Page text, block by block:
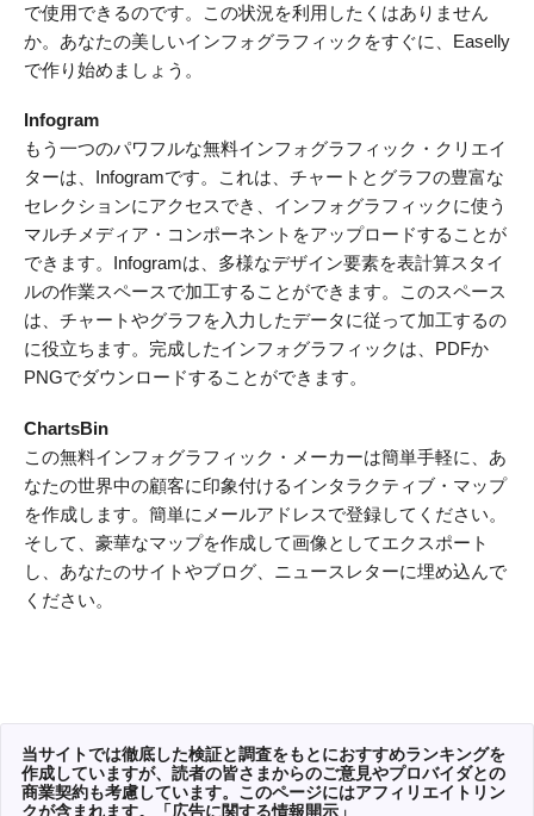
で使用できるのです。この状況を利用したくはありません
か。あなたの美しいインフォグラフィックをすぐに、Easelly
で作り始めましょう。
Infogram
もう一つのパワフルな無料インフォグラフィック・クリエイ
ターは、Infogramです。これは、チャートとグラフの豊富な
セレクションにアクセスでき、インフォグラフィックに使う
マルチメディア・コンポーネントをアップロードすることが
できます。Infogramは、多様なデザイン要素を表計算スタイ
ルの作業スペースで加工することができます。このスペース
は、チャートやグラフを入力したデータに従って加工するの
に役立ちます。完成したインフォグラフィックは、PDFか
PNGでダウンロードすることができます。
ChartsBin
この無料インフォグラフィック・メーカーは簡単手軽に、あ
なたの世界中の顧客に印象付けるインタラクティブ・マップ
を作成します。簡単にメールアドレスで登録してください。
そして、豪華なマップを作成して画像としてエクスポート
し、あなたのサイトやブログ、ニュースレターに埋め込んで
ください。
当サイトでは徹底した検証と調査をもとにおすすめランキングを
作成していますが、読者の皆さまからのご意見やプロバイダとの
商業契約も考慮しています。このページにはアフィリエイトリン
クが含まれます。
「広告に関する情報開示」